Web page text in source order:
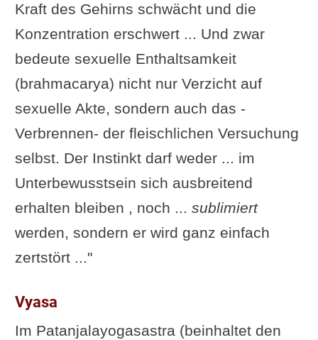
Kraft des Gehirns schwächt und die
Konzentration erschwert ... Und zwar
bedeute sexuelle Enthaltsamkeit
(brahmacarya) nicht nur Verzicht auf
sexuelle Akte, sondern auch das -
Verbrennen- der fleischlichen Versuchung
selbst. Der Instinkt darf weder ... im
Unterbewusstsein sich ausbreitend
erhalten bleiben , noch ... sublimiert
werden, sondern er wird ganz einfach
zertstört ..."
Vyasa
Im Patanjalayogasastra (beinhaltet den